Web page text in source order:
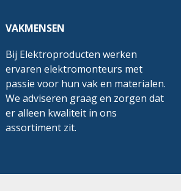
VAKMENSEN
Bij Elektroproducten werken
ervaren elektromonteurs met
passie voor hun vak en materialen.
We adviseren graag en zorgen dat
er alleen kwaliteit in ons
assortiment zit.